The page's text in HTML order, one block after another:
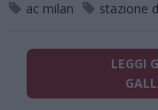
ac milan stazione
LEGGI